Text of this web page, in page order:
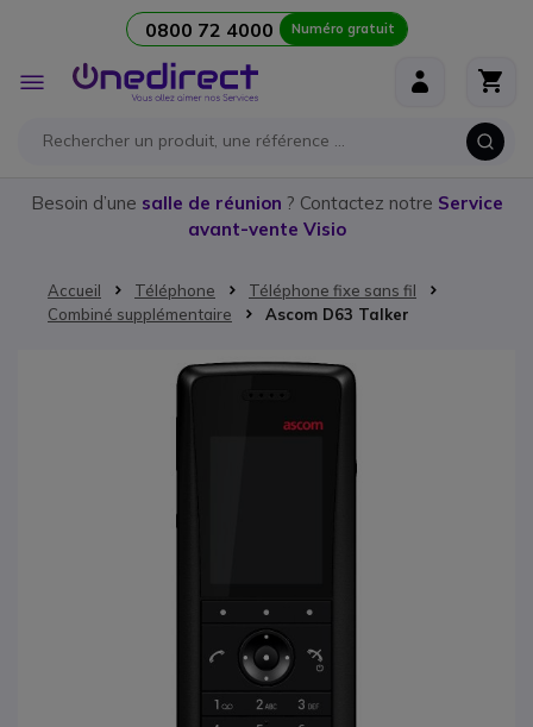
0800 72 4000 Numéro gratuit
Affichage
navigation
Besoin d’une salle de réunion ? Contactez notre Service
avant-vente Visio
Accueil Téléphone
Téléphone fixe sans fil
Combiné supplémentaire
Ascom D63 Talker
Passer à la fin de la galerie d’images